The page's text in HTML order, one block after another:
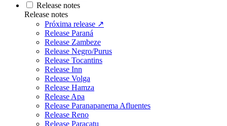
Release notes
Release notes
Próxima release ↗
Release Paraná
Release Zambeze
Release Negro/Purus
Release Tocantins
Release Inn
Release Volga
Release Hamza
Release Apa
Release Paranapanema Afluentes
Release Reno
Release Paracatu